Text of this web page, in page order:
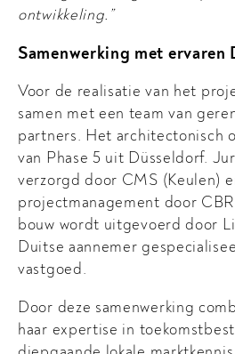
ontwikkeling.”
Samenwerking met ervaren
Voor de realisatie van het
samen met een team van
partners. Het architectonisch
van Phase 5 uit Düsseldorf.
verzorgd door CMS (Keulen)
projectmanagement door
bouw wordt uitgevoerd door
Duitse aannemer
vastgoed.
Door deze samenwerking
haar expertise in